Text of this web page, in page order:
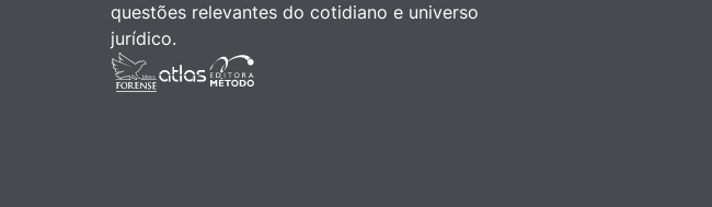
questões relevantes do cotidiano e universo
jurídico.